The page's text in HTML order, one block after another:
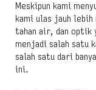
Meskipun kami
kami ulas jauh lebih
tahan air, dan optik
menjadi salah satu
salah satu dari
ini.